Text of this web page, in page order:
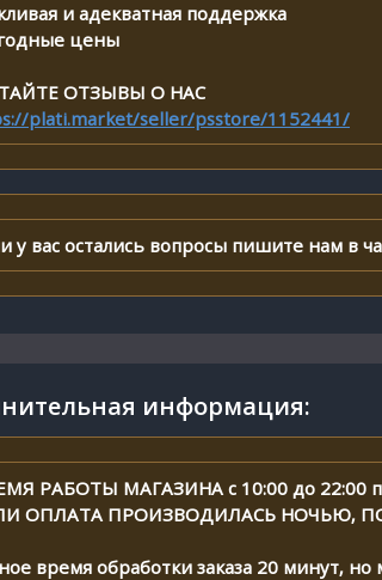
и адекватная поддержка
цены
ОТЗЫВЫ О НАС
plati.market/seller/psstore/1152441/
у вас остались вопросы пишите нам в
информация:
РАБОТЫ МАГАЗИНА с 10:00 до 22:00
ОПЛАТА ПРОИЗВОДИЛАСЬ НОЧЬЮ,
время обработки заказа 20 минут,